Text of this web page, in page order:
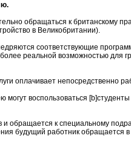
обращаться к британскому
в Великобритании).
соответствующие
реальной возможностью для
оплачивает непосредственно
могут воспользоваться
обращается к специальному
будущий работник обращается